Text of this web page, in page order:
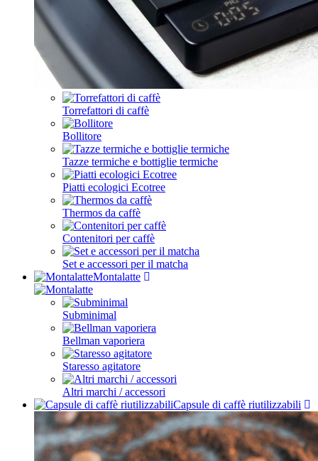
Torrefattori di caffè
Bollitore
Tazze termiche e bottiglie termiche
Piatti ecologici Ecotree
Thermos da caffè
Contenitori per caffè
Set e accessori per il matcha
Montalatte
Subminimal
Bellman vaporiera
Staresso agitatore
Altri marchi / accessori
Capsule di caffè riutilizzabili